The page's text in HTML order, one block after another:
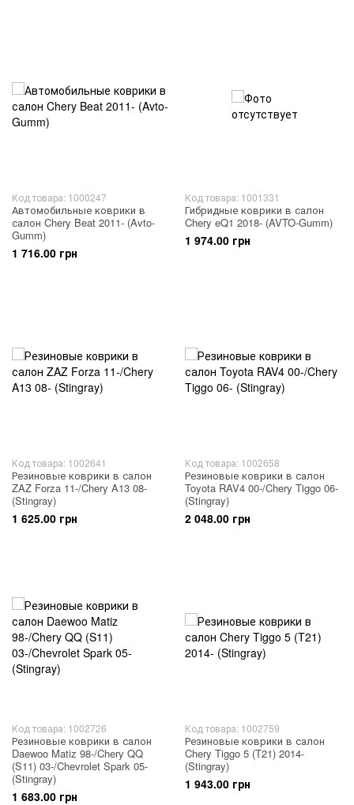
Код товара: 1000247
Автомобильные коврики в
салон Chery Beat 2011- (Avto-
Gumm)
1 716.00 грн
Код товара: 1001331
Гибридные коврики в салон
Chery eQ1 2018- (AVTO-Gumm)
1 974.00 грн
Код товара: 1002641
Резиновые коврики в салон
ZAZ Forza 11-/Chery A13 08-
(Stingray)
1 625.00 грн
Код товара: 1002658
Резиновые коврики в салон
Toyota RAV4 00-/Chery Tiggo 06-
(Stingray)
2 048.00 грн
Код товара: 1002726
Резиновые коврики в салон
Daewoo Matiz 98-/Chery QQ
(S11) 03-/Chevrolet Spark 05-
(Stingray)
1 683.00 грн
Код товара: 1002759
Резиновые коврики в салон
Chery Tiggo 5 (T21) 2014-
(Stingray)
1 943.00 грн